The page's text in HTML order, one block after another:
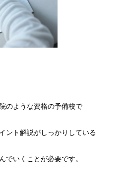
のような資格の予備校で
ント解説がしっかりしている
でいくことが必要です。